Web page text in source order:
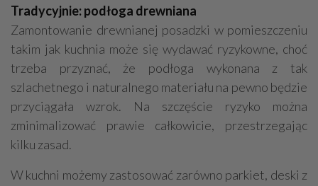
Tradycyjnie: podłoga drewniana
Zamontowanie drewnianej posadzki w pomieszczeniu
takim jak kuchnia może się wydawać ryzykowne, choć
trzeba przyznać, że podłoga wykonana z tak
szlachetnego i naturalnego materiału na pewno będzie
przyciągała wzrok. Na szczęście ryzyko można
zminimalizować prawie całkowicie, przestrzegając
kilku zasad.
W kuchni możemy zastosować zarówno parkiet, deski z